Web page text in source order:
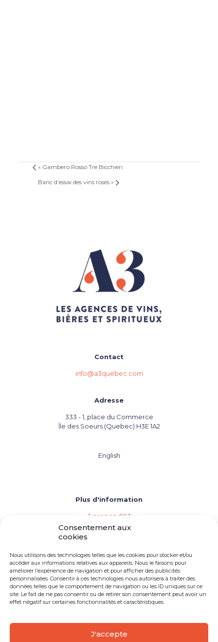
Consentement aux
cookies
Nous utilisons des technologies telles que les cookies pour stocker et/ou
accéder aux informations relatives aux appareils. Nous le faisons pour
améliorer l’expérience de navigation et pour afficher des publicités
personnalisées. Consentir à ces technologies nous autorisera à traiter des
données telles que le comportement de navigation ou les ID uniques sur ce
site. Le fait de ne pas consentir ou de retirer son consentement peut avoir un
effet négatif sur certaines fonctionnalités et caractéristiques.
J'accepte
« Gambero Rosso Tre Bicchieri
Banc d’essai des vins rosés »
Contact
info@a3quebec.com
Adresse
333 - 1, place du Commerce
Île des Soeurs (Quebec) H3E 1A2
English
Plus d'information
À propos d'A3
Les agences de vins, bières et spiritueux
Répertoire des membres d'A3
Importation privée
Devenir membre d'A3
Besoin d'une agence
Opportunités d'emploi